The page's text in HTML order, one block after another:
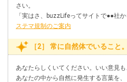
さい。
「実はさ、buzzLifeってサイトで●●社
ステマ規制のご案内
［2］ 常に自然体でいること。
あなたらしくいてください。いい意見
あなたの中から自然に発生する言葉を